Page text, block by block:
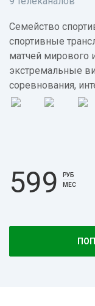
Семейство
спортивные
матчей мирового
экстремальные
соревнования,
599
РУБ
МЕС